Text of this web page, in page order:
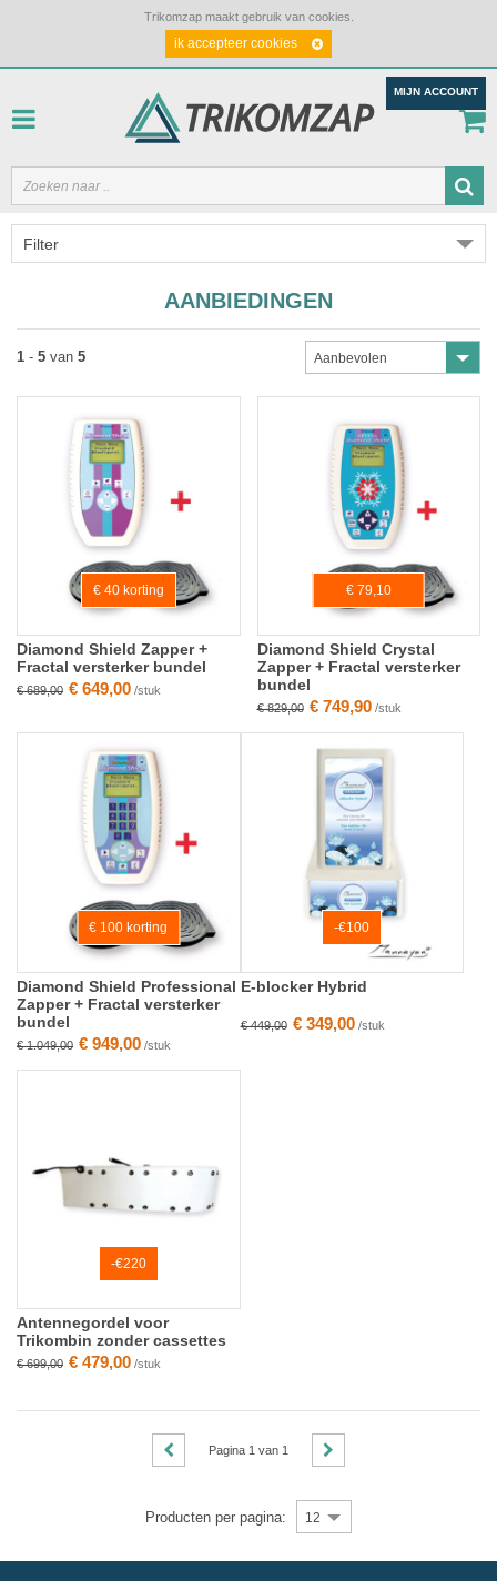
Trikomzap maakt gebruik van cookies.
ik accepteer cookies
MIJN ACCOUNT
Filter
AANBIEDINGEN
1 - 5 van 5 Aanbevolen
€ 40 korting
Diamond Shield Zapper +
Fractal versterker bundel
€ 689,00 € 649,00 /stuk
€ 79,10
Diamond Shield Crystal
Zapper + Fractal versterker
bundel
€ 829,00 € 749,90/stuk
€ 100 korting
Diamond Shield Professional
Zapper + Fractal versterker
bundel
€ 1.049,00 € 949,00 /stuk
-€100
E-blocker Hybrid
€ 449,00 € 349,00/stuk
-€220
Antennegordel voor
Trikombin zonder cassettes
€ 699,00 € 479,00 /stuk
Producten per pagina: 12
Pagina 1 van 1